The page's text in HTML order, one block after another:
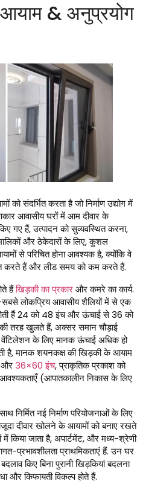
आयाम & अनुप्रयोग
को संदर्भित करता है जो निर्माण उद्योग में
आवासीय घरों में आम दीवार के
गए हैं, उत्पादन को सुव्यवस्थित करना,
और ठेकेदारों के लिए, कुशल
से परिचित होना आवश्यक है, क्योंकि वे
करते हैं और लीड समय को कम करते हैं.
हैंखिड़की का प्रकारऔर कमरे का कार्य.
लोकप्रिय आवासीय शैलियों में से एक
हैं 24 को 48 इंच और ऊंचाई से 36 को
तरह खुलते हैं, अक्सर समान चौड़ाई
के लिए मानक ऊंचाई अधिक हो
है, मानक शयनकक्ष की खिड़की के आयाम
और36×60 इंच, प्राकृतिक प्रकाश को
(आपातकालीन निकास के लिए
निर्मित नई निर्माण परियोजनाओं के लिए
दीवार खोलने के आयामों को बनाए रखते
किया जाता है, अपार्टमेंट, और मध्य-श्रेणी
प्रभावशीलता प्राथमिकताएं हैं. उन घर
किए बिना पुरानी खिड़कियां बदलना
और किफायती विकल्प होते हैं.